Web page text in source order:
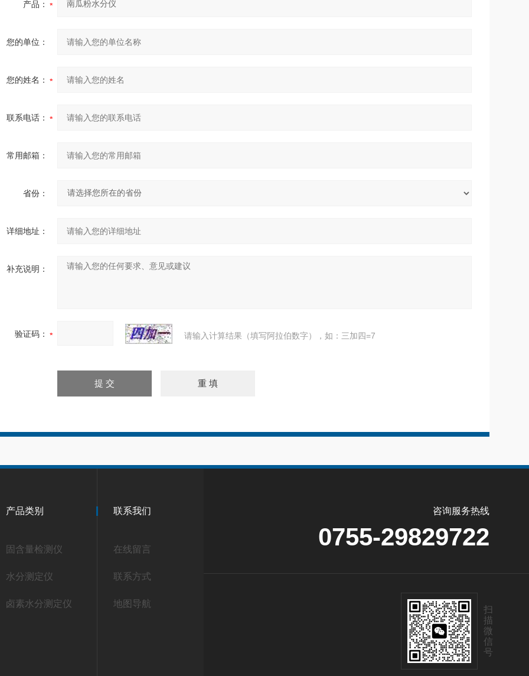
产品：
您的单位：
您的姓名：
联系电话：
常用邮箱：
省份：
详细地址：
补充说明：
验证码： 请输入计算结果（填写阿拉伯数字），如：三加四=7
产品类别
固含量检测仪
水分测定仪
卤素水分测定仪
联系我们
在线留言
联系方式
地图导航
咨询服务热线
0755-29829722
扫
描
微
信
号